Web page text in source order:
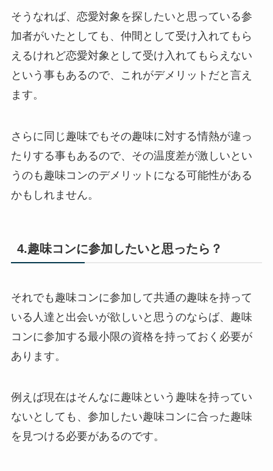
そうなれば、恋愛対象を探したいと思っている参
加者がいたとしても、仲間として受け入れてもら
えるけれど恋愛対象として受け入れてもらえない
という事もあるので、これがデメリットだと言え
ます。
さらに同じ趣味でもその趣味に対する情熱が違っ
たりする事もあるので、その温度差が激しいとい
うのも趣味コンのデメリットになる可能性がある
かもしれません。
4.趣味コンに参加したいと思ったら？
それでも趣味コンに参加して共通の趣味を持って
いる人達と出会いが欲しいと思うのならば、趣味
コンに参加する最小限の資格を持っておく必要が
あります。
例えば現在はそんなに趣味という趣味を持ってい
ないとしても、参加したい趣味コンに合った趣味
を見つける必要があるのです。